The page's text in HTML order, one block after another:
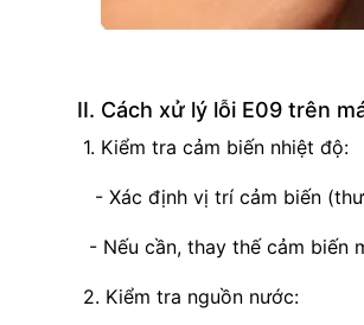
II. Cách xử lý lỗi E09 trên
1. Kiểm tra cảm biến nhiệt độ:
- Xác định vị trí cảm biến
- Nếu cần, thay thế cảm biến
2. Kiểm tra nguồn nước: